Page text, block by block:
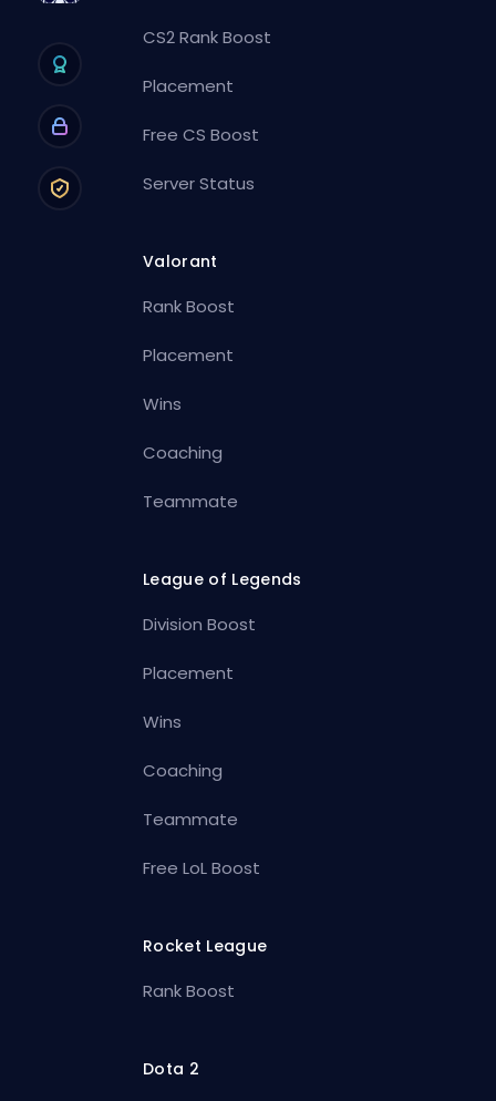
CS2 Rank Boost
Placement
Free CS Boost
Server Status
Valorant
Rank Boost
Placement
Wins
Coaching
Teammate
League of Legends
Division Boost
Placement
Wins
Coaching
Teammate
Free LoL Boost
Rocket League
Rank Boost
Dota 2